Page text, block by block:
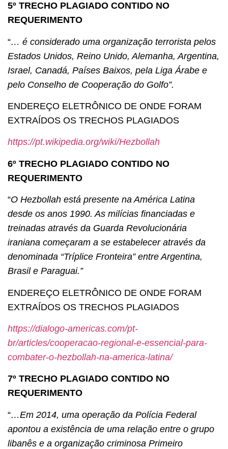
5º TRECHO PLAGIADO CONTIDO NO
REQUERIMENTO
“… é considerado uma organização terrorista pelos
Estados Unidos, Reino Unido, Alemanha, Argentina,
Israel, Canadá, Países Baixos, pela Liga Árabe e
pelo Conselho de Cooperação do Golfo”.
ENDEREÇO ELETRÔNICO DE ONDE FORAM
EXTRAÍDOS OS TRECHOS PLAGIADOS
https://pt.wikipedia.org/wiki/Hezbollah
6º TRECHO PLAGIADO CONTIDO NO
REQUERIMENTO
“O Hezbollah está presente na América Latina
desde os anos 1990. As milícias financiadas e
treinadas através da Guarda Revolucionária
iraniana começaram a se estabelecer através da
denominada “Tríplice Fronteira” entre Argentina,
Brasil e Paraguai.”
ENDEREÇO ELETRÔNICO DE ONDE FORAM
EXTRAÍDOS OS TRECHOS PLAGIADOS
https://dialogo-americas.com/pt-
br/articles/cooperacao-regional-e-essencial-para-
combater-o-hezbollah-na-america-latina/
7º TRECHO PLAGIADO CONTIDO NO
REQUERIMENTO
“…Em 2014, uma operação da Polícia Federal
apontou a existência de uma relação entre o grupo
libanês e a organização criminosa Primeiro